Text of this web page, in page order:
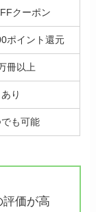
クーポン
ポイント還元
冊以上
あり
も可能
評価が高